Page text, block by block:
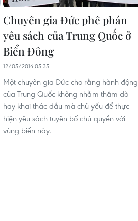
Chuyên gia Đức phê phán
yêu sách của Trung Quốc ở
Biển Đông
12/05/2014 05:35
Một chuyên gia Đức cho rằng hành động
của Trung Quốc không nhằm thăm dò
hay khai thác dầu mà chủ yếu để thực
hiện yêu sách tuyên bố chủ quyền với
vùng biển này.